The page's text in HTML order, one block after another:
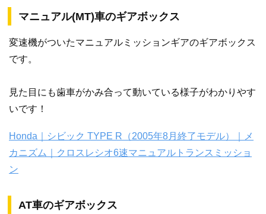
マニュアル(MT)車のギアボックス
変速機がついたマニュアルミッションギアのギアボックス
です。
見た目にも歯車がかみ合って動いている様子がわかりやす
いです！
Honda｜シビック TYPE R（2005年8月終了モデル）｜メ
カニズム｜クロスレシオ6速マニュアルトランスミッショ
ン
AT車のギアボックス